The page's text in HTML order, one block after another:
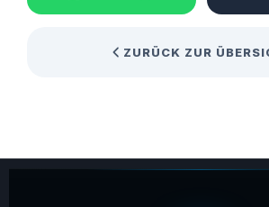
ZURÜCK ZUR